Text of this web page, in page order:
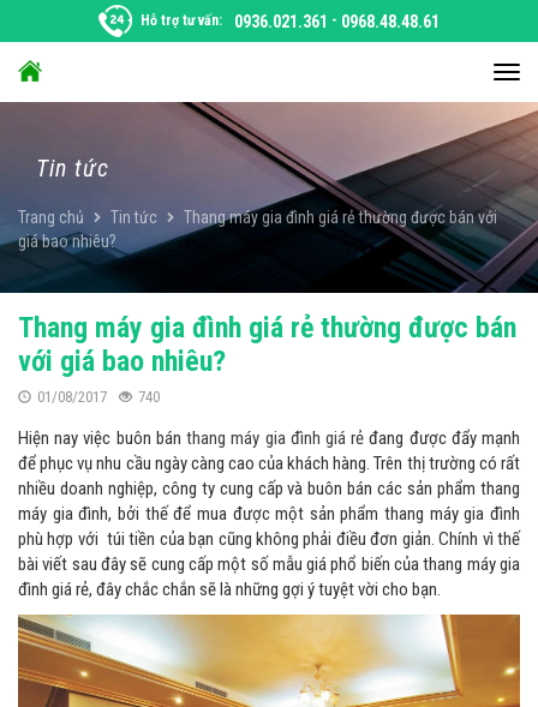
dung
Hỗ trợ tư vấn: 0936.021.361 - 0968.48.48.61
đổi
điều
Tin tức
Trang chủ Tin tức
Thang máy gia đình giá rẻ thường được bán với
giá bao nhiêu?
Thang máy gia đình giá rẻ thường được bán
với giá bao nhiêu?
01/08/2017 740
Hiện nay việc buôn bánthang máy gia đình giá rẻ đang được đẩy mạnh
để phục vụ nhu cầu ngày càng cao của khách hàng. Trên thị trường có rất
nhiều doanh nghiệp, công ty cung cấp và buôn bán các sản phẩm thang
máy gia đình, bởi thế để mua được một sản phẩm thang máy gia đình
phù hợp với túi tiền của bạn cũng không phải điều đơn giản. Chính vì thế
bài viết sau đây sẽ cung cấp một số mẫu giá phổ biến của thang máy gia
đình giá rẻ, đây chắc chắn sẽ là những gợi ý tuyệt vời cho bạn.